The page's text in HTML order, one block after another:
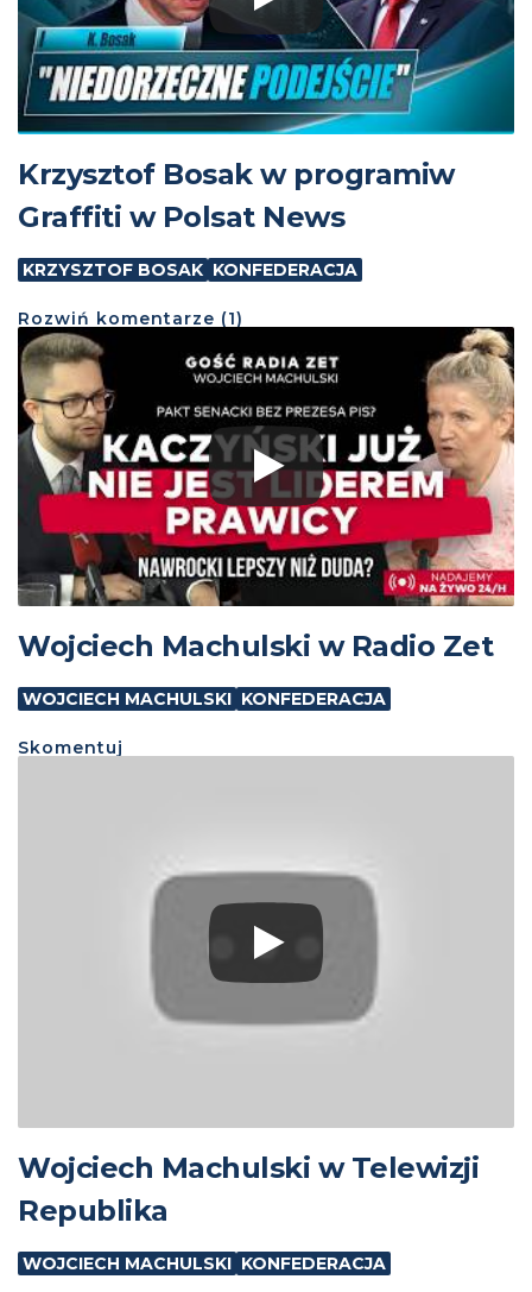
Krzysztof Bosak w programiw
Graffiti w Polsat News
KRZYSZTOF BOSAK KONFEDERACJA
Rozwiń komentarze (1)
Wojciech Machulski w Radio Zet
WOJCIECH MACHULSKI KONFEDERACJA
Skomentuj
Wojciech Machulski w Telewizji
Republika
WOJCIECH MACHULSKI KONFEDERACJA